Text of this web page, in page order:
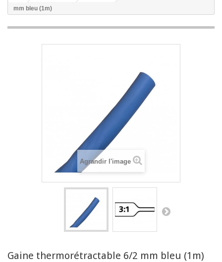
mm bleu (1m)
Agrandir l'image
Gaine thermorétractable 6/2 mm bleu (1m)